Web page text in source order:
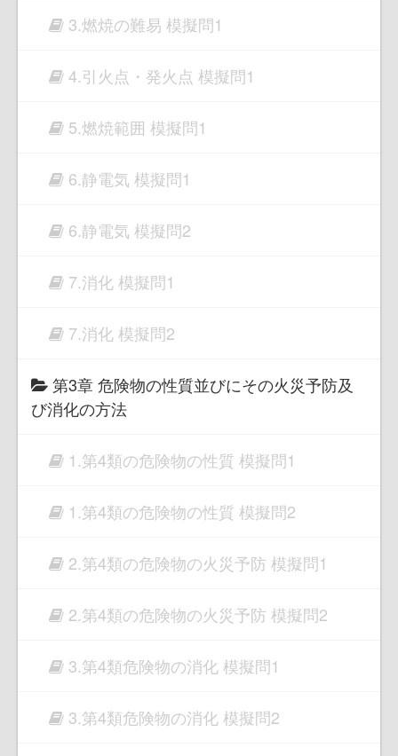
3.燃焼の難易 模擬問1
4.引火点・発火点 模擬問1
5.燃焼範囲 模擬問1
6.静電気 模擬問1
6.静電気 模擬問2
7.消化 模擬問1
7.消化 模擬問2
第3章 危険物の性質並びにその火災予防及
び消化の方法
1.第4類の危険物の性質 模擬問1
1.第4類の危険物の性質 模擬問2
2.第4類の危険物の火災予防 模擬問1
2.第4類の危険物の火災予防 模擬問2
3.第4類危険物の消化 模擬問1
3.第4類危険物の消化 模擬問2